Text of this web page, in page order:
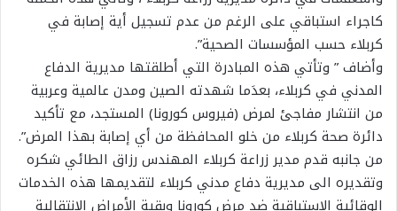
كاجراء استباقي على الرغم من عدم تسجيل أية إصابة في
كربلاء حسب المؤسسات الصحية”.
وأضاف ” وتأتي هذه المبادرة التي أطلقتها مديرية الدفاع
المدني في كربلاء، بعدَما شهدته الصين ومدن عالمية وعربية
من انتشار مفاجئ لمرض (فيروس كورونا) المستجد، مع تأكيد
دائرة صحة كربلاء من خلو المحافظة من أي إصابة بهذا المرض”.
من جانبه قدم مدير زراعة كربلاء المهندس رزاق الطائي شكره
وتقديره الى مديرية دفاع مدني كربلاء لتقديمها هذه الخدمات
الوقائية الاستباقية ضد مرض كورونا وبقية الأمراض الانتقالية